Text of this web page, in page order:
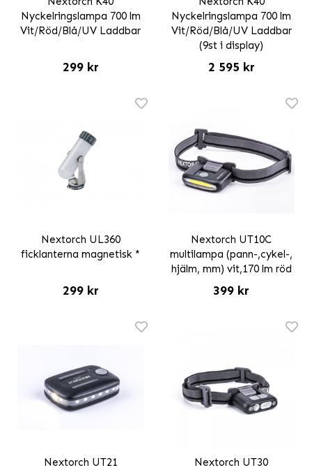
Nyckelringslampa 700 lm
Vit/Röd/Blå/UV Laddbar
299 kr
Nyckelringslampa 700 lm
Vit/Röd/Blå/UV Laddbar
(9st i display)
2 595 kr
Nextorch UL360
ficklanterna magnetisk *
299 kr
Nextorch UT10C
multilampa (pann-,cykel-,
hjälm, mm) vit,170 lm röd
399 kr
Nextorch UT21
Nextorch UT30